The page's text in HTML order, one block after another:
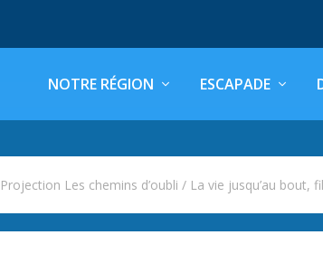
NOTRE RÉGION ESCAPADE
Projection Les chemins d’oubli / La vie jusqu’au bout,